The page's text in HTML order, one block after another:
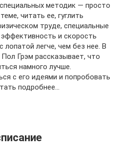
методик — просто
читать ее, гуглить
труде, специальные
и скорость
лопатой легче, чем без нее. В
Грэм рассказывает, что
намного лучше.
с его идеями и попробовать
подробнее…